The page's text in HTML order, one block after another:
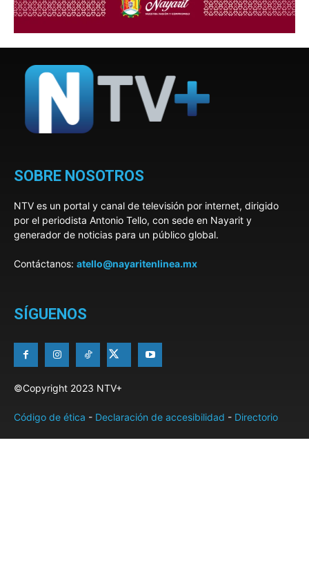
SOBRE NOSOTROS
NTV es un portal y canal de televisión por internet, dirigido
por el periodista Antonio Tello, con sede en Nayarit y
generador de noticias para un público global.
Contáctanos: atello@nayaritenlinea.mx
SÍGUENOS
©Copyright 2023 NTV+
Código de ética - Declaración de accesibilidad - Directorio